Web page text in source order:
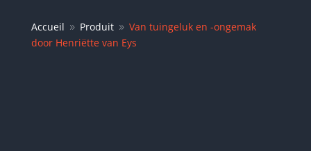
Accueil 9 Produit 9 Van tuingeluk en -ongemak
door Henriëtte van Eys